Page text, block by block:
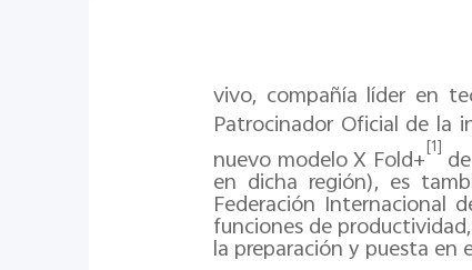
vivo, compañía líder en
Patrocinador Oficial de la
nuevo modelo X Fold+[1]
en dicha región), es
Federación Internacional
funciones de
la preparación y puesta en